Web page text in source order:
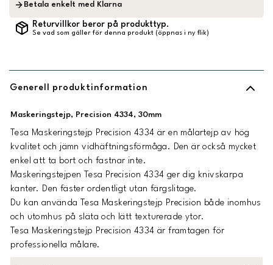
Betala enkelt med Klarna
Returvillkor beror på produkttyp.
Se vad som gäller för denna produkt (öppnas i ny flik)
Generell produktinformation
Maskeringstejp, Precision 4334, 30mm
Tesa Maskeringstejp Precision 4334 är en målartejp av hög
kvalitet och jämn vidhäftningsförmåga. Den är också mycket
enkel att ta bort och fastnar inte.
Maskeringstejpen Tesa Precision 4334 ger dig knivskarpa
kanter. Den fäster ordentligt utan färgslitage.
Du kan använda Tesa Maskeringstejp Precision både inomhus
och utomhus på släta och lätt texturerade ytor.
Tesa Maskeringstejp Precision 4334 är framtagen för
professionella målare.